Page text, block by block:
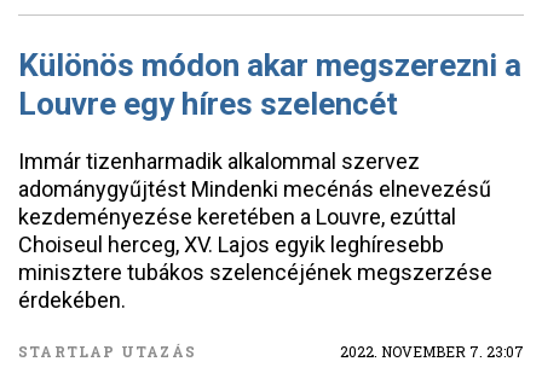
Különös módon akar megszerezni a
Louvre egy híres szelencét
Immár tizenharmadik alkalommal szervez
adománygyűjtést Mindenki mecénás elnevezésű
kezdeményezése keretében a Louvre, ezúttal
Choiseul herceg, XV. Lajos egyik leghíresebb
minisztere tubákos szelencéjének megszerzése
érdekében.
STARTLAP UTAZÁS 2022. NOVEMBER 7. 23:07